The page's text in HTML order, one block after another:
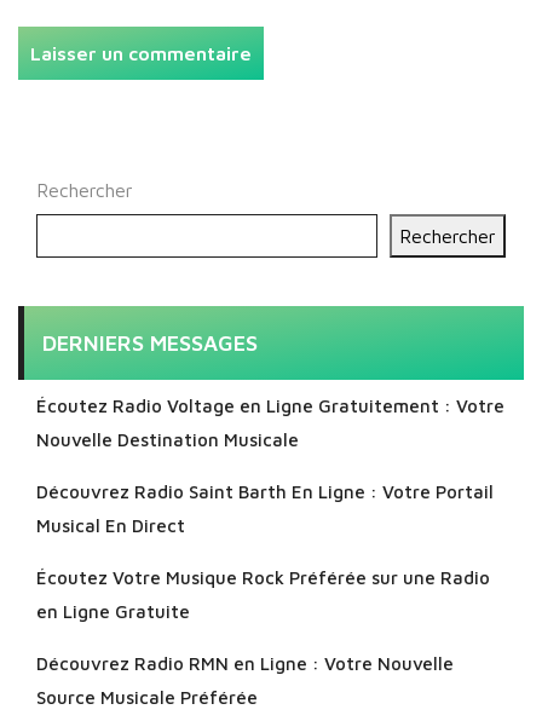
Rechercher
Rechercher
DERNIERS MESSAGES
Écoutez Radio Voltage en Ligne Gratuitement : Votre
Nouvelle Destination Musicale
Découvrez Radio Saint Barth En Ligne : Votre Portail
Musical En Direct
Écoutez Votre Musique Rock Préférée sur une Radio
en Ligne Gratuite
Découvrez Radio RMN en Ligne : Votre Nouvelle
Source Musicale Préférée